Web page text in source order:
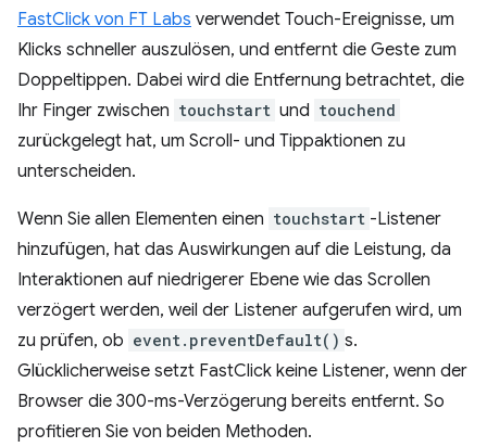
FastClick von FT Labs verwendet Touch-Ereignisse, um
Klicks schneller auszulösen, und entfernt die Geste zum
Doppeltippen. Dabei wird die Entfernung betrachtet, die
Ihr Finger zwischen touchstart und touchend
zurückgelegt hat, um Scroll- und Tippaktionen zu
unterscheiden.
Wenn Sie allen Elementen einen touchstart -Listener
hinzufügen, hat das Auswirkungen auf die Leistung, da
Interaktionen auf niedrigerer Ebene wie das Scrollen
verzögert werden, weil der Listener aufgerufen wird, um
zu prüfen, ob event.preventDefault() s.
Glücklicherweise setzt FastClick keine Listener, wenn der
Browser die 300-ms-Verzögerung bereits entfernt. So
profitieren Sie von beiden Methoden.